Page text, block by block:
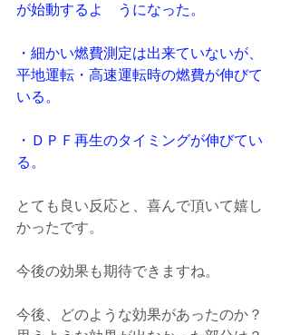
が始動するよ　うになった。
・細かい燃費測定は出来ていないが、
平地運転・高速運転時の燃費が伸びて
いる。
・ＤＰＦ再生のタイミングが伸びてい
る。
とても良い反応と、喜んで頂いて嬉し
かったです。
今後の効果も期待できますね。
今後、どのような効果があったのか？